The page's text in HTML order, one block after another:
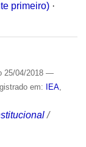
primeiro) ·
25/04/2018 —
em: IEA,
/